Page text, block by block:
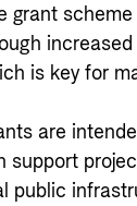
grant
is key for
are
support
public